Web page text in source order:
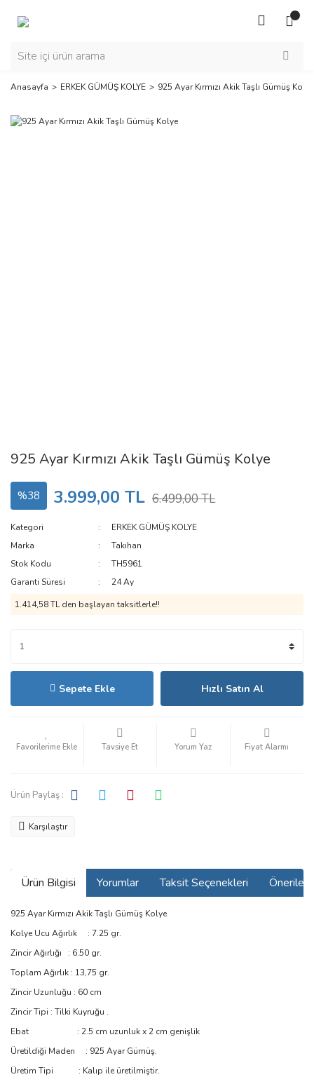
Anasayfa ERKEK GÜMÜŞ KOLYE 925 Ayar Kırmızı Akik Taşlı Gümüş Kolye
925 Ayar Kırmızı Akik Taşlı Gümüş Kolye
%38 3.999,00 TL 6.499,00 TL
Kategori
ERKEK GÜMÜŞ KOLYE
Marka
Takıhan
Stok Kodu
TH5961
Garanti Süresi
24 Ay
1.414,58 TL den başlayan taksitlerle!!
Sepete Ekle Hızlı Satın Al
Tavsiye Et Yorum Yaz Fiyat Alarmı
Ürün Paylaş :
Karşılaştır
Ürün Bilgisi Yorumlar Taksit Seçenekleri
925 Ayar Kırmızı Akik Taşlı Gümüş Kolye
Kolye Ucu Ağırlık : 7.25 gr.
Zincir Ağırlığı : 6.50 gr.
Toplam Ağırlık : 13,75 gr.
Zincir Uzunluğu : 60 cm
Zincir Tipi : Tilki Kuyruğu .
Ebat : 2.5 cm uzunluk x 2 cm genişlik
Üretildiği Maden : 925 Ayar Gümüş.
Üretim Tipi : Kalıp ile üretilmiştir.